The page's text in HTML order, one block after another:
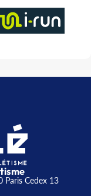
Paris Cedex 13